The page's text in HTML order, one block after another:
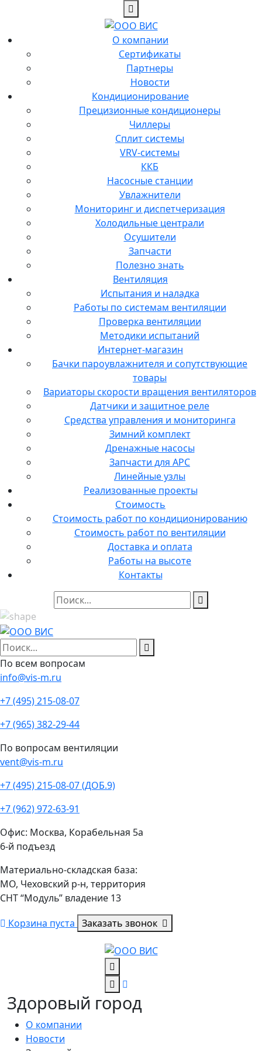
О компании
Сертификаты
Партнеры
Новости
Кондиционирование
Прецизионные кондиционеры
Чиллеры
Сплит системы
VRV-системы
ККБ
Насосные станции
Увлажнители
Мониторинг и диспетчеризация
Холодильные централи
Осушители
Запчасти
Полезно знать
Вентиляция
Испытания и наладка
Работы по системам вентиляции
Проверка вентиляции
Методики испытаний
Интернет-магазин
Бачки пароувлажнителя и сопутствующие
товары
Вариаторы скорости вращения вентиляторов
Датчики и защитное реле
Средства управления и мониторинга
Зимний комплект
Дренажные насосы
Запчасти для APC
Линейные узлы
Реализованные проекты
Стоимость
Стоимость работ по кондиционированию
Стоимость работ по вентиляции
Доставка и оплата
Работы на высоте
Контакты
По всем вопросам
info@vis-m.ru
+7 (495) 215-08-07
+7 (965) 382-29-44
По вопросам вентиляции
vent@vis-m.ru
+7 (495) 215-08-07 (ДОБ.9)
+7 (962) 972-63-91
Офис: Москва, Корабельная 5а
6-й подъезд
Материально-складская база:
МО, Чеховский р-н, территория
СНТ “Модуль” владение 13
Корзина пуста Заказать звонок
Здоровый город
О компании
Новости